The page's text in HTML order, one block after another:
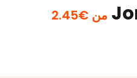
من €2.45